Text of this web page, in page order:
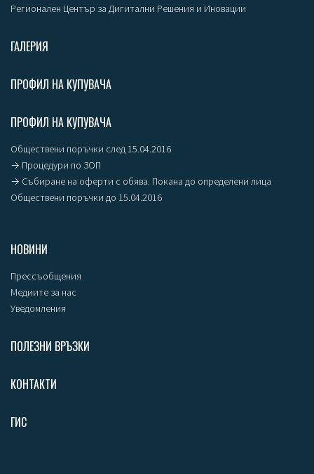
Регионален Център за Дигитални Решения и Иновации
ГАЛЕРИЯ
ПРОФИЛ НА КУПУВАЧА
ПРОФИЛ НА КУПУВАЧА
Обществени поръчки след 15.04.2016
→ Процедури по ЗОП
→ Събиране на оферти с обява. Покана до определени лица
Обществени поръчки до 15.04.2016
НОВИНИ
Прессъобщения
Медиите за нас
Уведомления
ПОЛЕЗНИ ВРЪЗКИ
КОНТАКТИ
ГИС